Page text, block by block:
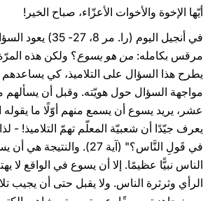
أيّها الإخوة والأخوات الأعزّاء، صباح الخير!
في أنجيل اليوم (را. مر
مرقس بكامله: من هو يسوع؟ ولكن هذه
يطرح هذا السؤال على التلاميذ، كي يساعدهم
مواجهة السؤال حول هويّته. وقبل أن يسألهم
عشر، يريد يسوع أن يسمع منهم أوّلًا ما يقوله
يعرف جيّدًا أن شعبيّة المعلّم تهمّ التلاميذ! -
في قَولِ النَّاس؟" (آية 27).
الناس نبيًّا عظيمًا. إلا أن يسوع في الواقع لا
الرأي وثرثرة الناس. ولا يقبل حتى أن يجيب